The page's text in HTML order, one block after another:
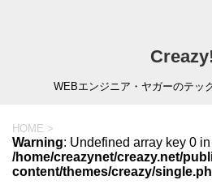
WEBエンジニア・ヤガーのテッ
HOME >
Warning: Undefined array key 0 in
/home/creazynet/creazy.net/
content/themes/creazy/